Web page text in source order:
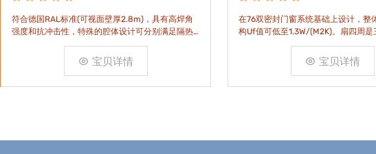
符合德国RAL标准(可视面壁厚2.8m)，具有高焊角
强度和抗冲击性，特殊的腔体设计可分别满足隔热
和刚性的要求。
宝贝详情
在76双密封门窗系统基础上设计，整
构Uf值可低至1.3W/(M2K)。扇四周是
构，采用高品质EPDM胶条，实现气
宝贝详情